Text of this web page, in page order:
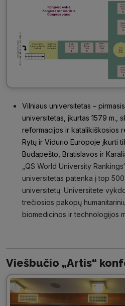
Vilniaus universitetas –
universitetas, įkurtas 1579 m.,
reformacijos ir katalikiškosios
Rytų ir Vidurio Europoje įkurti
Budapešto, Bratislavos ir
„QS World University
universitetas patenka į top
universitetų. Universitete
trečiosios pakopų
biomedicinos ir technologijos
Viešbučio „Artis“